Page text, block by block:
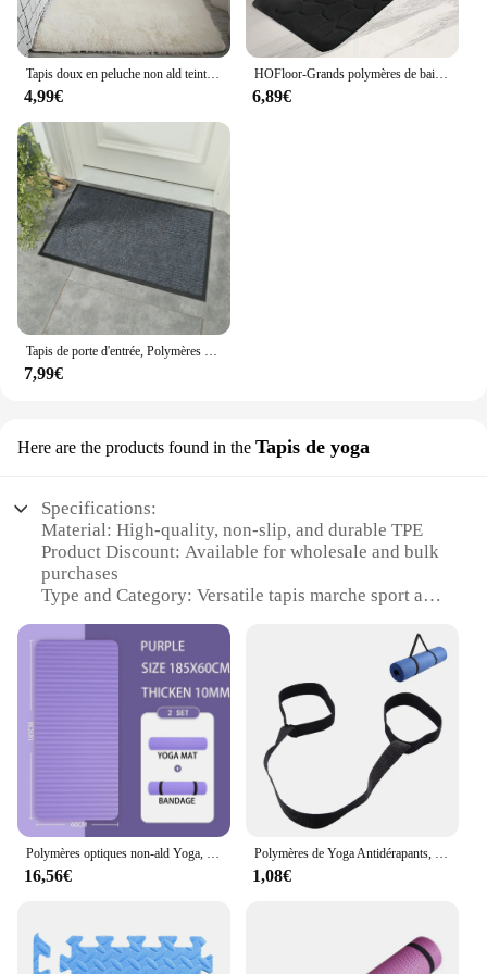
Tapis doux en peluche non ald teint en vrac, tapis moelleux, shag flou, tapis de chevet, salon, chambre à coucher
4,99€
HOFloor-Grands polymères de bain absorbants d'eau, Polymères de porte, Anti-ald, Décoration de la maison
6,89€
Tapis de porte d'entrée, Polymères de sol, Bureau, Maison, Cuisine, Anti-ALD, Polymères anti-chute, Extérieur
7,99€
Here are the products found in the Tapis de yoga
Specifications:
Material: High-quality, non-slip, and durable TPE
Product Discount: Available for wholesale and bulk
purchases
Type and Category: Versatile tapis marche sport and
Design and Style: Sleek, modern design with a
vibrant color palette
Usage and Purpose: Ideal for fitness routines, yoga,
and stretching
Performance and Property: Provides excellent
cushioning and support
Parts and Accessories: Comes with a convenient
carrying strap for easy transportation
Features:
|Wholesale|Vendors|
material, offering a soft yet resilient surface that
ensures comfort during high-intensity workouts. Its
Polymères optiques non-ald Yoga, 15mm/20mm, haute densité, sport, fitness, maison, Pilates, exercice
16,56€
Polymères de Yoga Antidérapants, Oligo 1/1/0 cm, pour Exercice, Pilates, avec Bandage
1,08€